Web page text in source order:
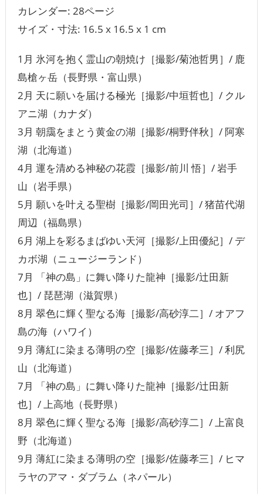
カレンダー: ‎28ページ
サイズ・寸法: 16.5 x 16.5 x 1 cm
1月 氷河を抱く霊山の朝焼け［撮影/菊池哲男］/ 鹿
島槍ヶ岳（長野県・富山県）
2月 天に願いを届ける極光［撮影/中垣哲也］/ クル
アニ湖（カナダ）
3月 朝靄をまとう黄金の湖［撮影/桐野伴秋］/ 阿寒
湖（北海道）
4月 運を清める神秘の花霞［撮影/前川 悟］/ 岩手
山（岩手県）
5月 願いを叶える聖樹［撮影/岡田光司］/ 猪苗代湖
周辺（福島県）
6月 湖上を彩るまばゆい天河［撮影/上田優紀］/ デ
カボ湖（ニュージーランド）
7月 「神の島」に舞い降りた龍神［撮影/辻田新
也］/ 琵琶湖（滋賀県）
8月 翠色に輝く聖なる海［撮影/高砂淳二］/ オアフ
島の海（ハワイ）
9月 薄紅に染まる薄明の空［撮影/佐藤孝三］/ 利尻
山（北海道）
7月 「神の島」に舞い降りた龍神［撮影/辻田新
也］/ 上高地（長野県）
8月 翠色に輝く聖なる海［撮影/高砂淳二］/ 上富良
野（北海道）
9月 薄紅に染まる薄明の空［撮影/佐藤孝三］/ ヒマ
ラヤのアマ・ダブラム（ネパール）